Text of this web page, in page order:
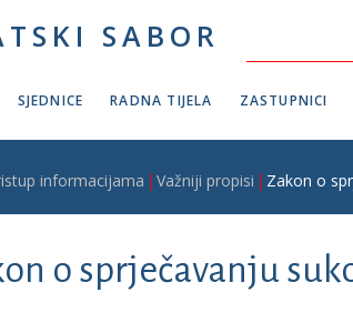
SABOR
SJEDNICE RADNA TIJELA ZASTUPNICI
informacijama Važniji propisi Zakon o
o sprječavanju